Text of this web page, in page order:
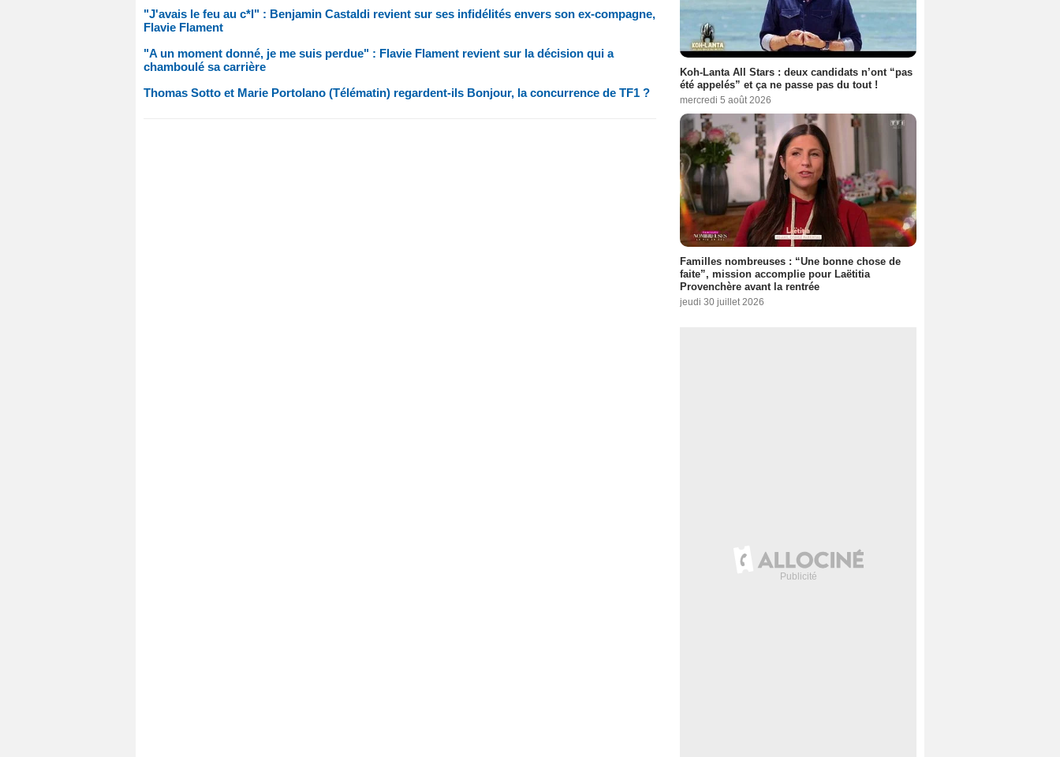
"J'avais le feu au c*l" : Benjamin Castaldi revient sur ses infidélités envers son ex-compagne,
Flavie Flament
"A un moment donné, je me suis perdue" : Flavie Flament revient sur la décision qui a
chamboulé sa carrière
Thomas Sotto et Marie Portolano (Télématin) regardent-ils Bonjour, la concurrence de TF1 ?
Koh-Lanta All Stars : deux candidats n’ont “pas
été appelés” et ça ne passe pas du tout !
mercredi 5 août 2026
Familles nombreuses : “Une bonne chose de
faite”, mission accomplie pour Laëtitia
Provenchère avant la rentrée
jeudi 30 juillet 2026